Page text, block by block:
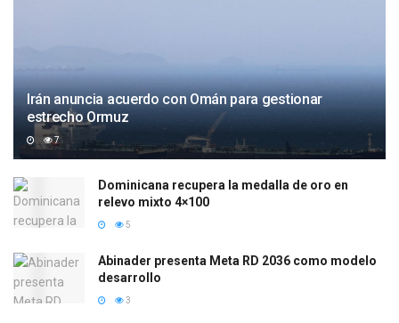
Irán anuncia acuerdo con Omán para gestionar
estrecho Ormuz
7
Dominicana recupera la medalla de oro en
relevo mixto 4×100
5
Abinader presenta Meta RD 2036 como modelo
desarrollo
3